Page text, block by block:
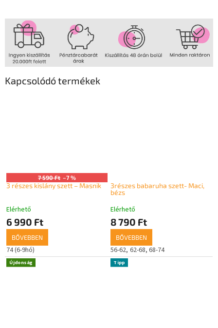
Kapcsolódó termékek
7 590 Ft –7 %
3 részes kislány szett – Masnik
Elérhető
6 990 Ft
BŐVEBBEN
74 (6-9hó)
3részes babaruha szett- Maci,
bézs
Elérhető
8 790 Ft
BŐVEBBEN
56-62 62-68 68-74
Újdonság Tipp